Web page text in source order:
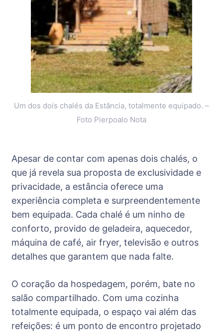
Um dos dois chalés da Estância, totalmente equipado. –
Foto Pierpoalo Nota
Apesar de contar com apenas dois chalés, o
que já revela sua proposta de exclusividade e
privacidade, a estância oferece uma
experiência completa e surpreendentemente
bem equipada. Cada chalé é um ninho de
conforto, provido de geladeira, aquecedor,
máquina de café, air fryer, televisão e outros
detalhes que garantem que nada falte.
O coração da hospedagem, porém, bate no
salão compartilhado. Com uma cozinha
totalmente equipada, o espaço vai além das
refeições: é um ponto de encontro projetado